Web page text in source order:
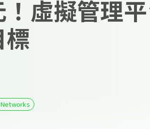
！虛擬管理